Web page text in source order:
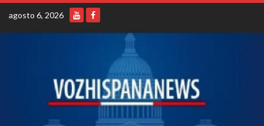
Skip
content
agosto 6, 2026